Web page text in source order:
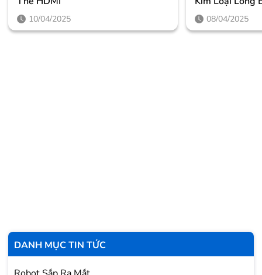
10/04/2025 08/04/2025
DANH MỤC TIN TỨC